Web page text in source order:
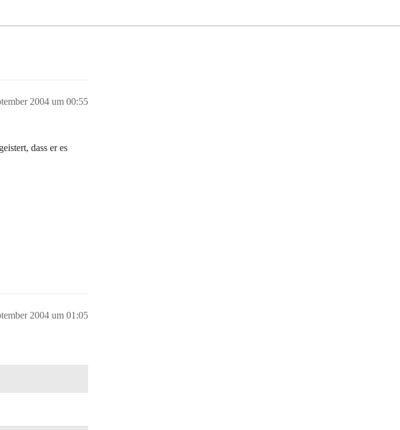
2004 um 00:55
dass er es
2004 um 01:05